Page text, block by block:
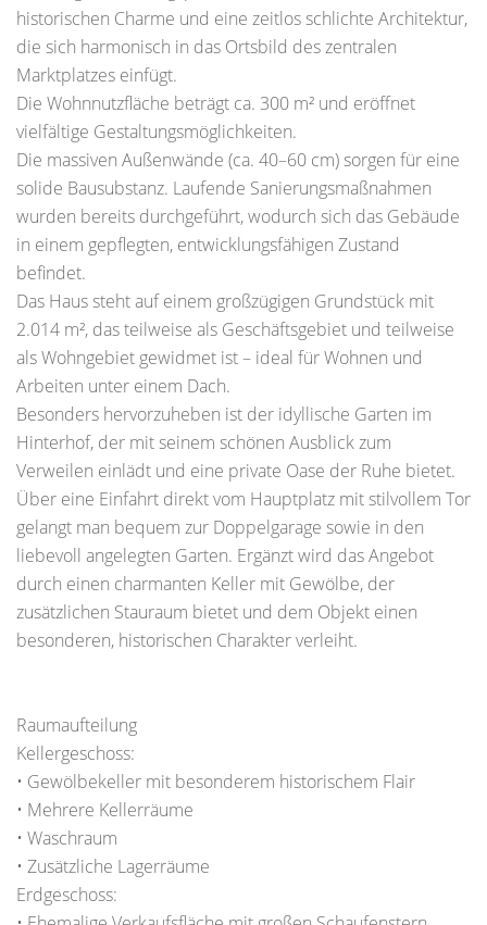
historischen Charme und eine zeitlos schlichte Architektur,
die sich harmonisch in das Ortsbild des zentralen
Marktplatzes einfügt.
Die Wohnnutzfläche beträgt ca. 300 m² und eröffnet
vielfältige Gestaltungsmöglichkeiten.
Die massiven Außenwände (ca. 40–60 cm) sorgen für eine
solide Bausubstanz. Laufende Sanierungsmaßnahmen
wurden bereits durchgeführt, wodurch sich das Gebäude
in einem gepflegten, entwicklungsfähigen Zustand
befindet.
Das Haus steht auf einem großzügigen Grundstück mit
2.014 m², das teilweise als Geschäftsgebiet und teilweise
als Wohngebiet gewidmet ist – ideal für Wohnen und
Arbeiten unter einem Dach.
Besonders hervorzuheben ist der idyllische Garten im
Hinterhof, der mit seinem schönen Ausblick zum
Verweilen einlädt und eine private Oase der Ruhe bietet.
Über eine Einfahrt direkt vom Hauptplatz mit stilvollem Tor
gelangt man bequem zur Doppelgarage sowie in den
liebevoll angelegten Garten. Ergänzt wird das Angebot
durch einen charmanten Keller mit Gewölbe, der
zusätzlichen Stauraum bietet und dem Objekt einen
besonderen, historischen Charakter verleiht.
Raumaufteilung
Kellergeschoss:
• Gewölbekeller mit besonderem historischem Flair
• Mehrere Kellerräume
• Waschraum
• Zusätzliche Lagerräume
Erdgeschoss: